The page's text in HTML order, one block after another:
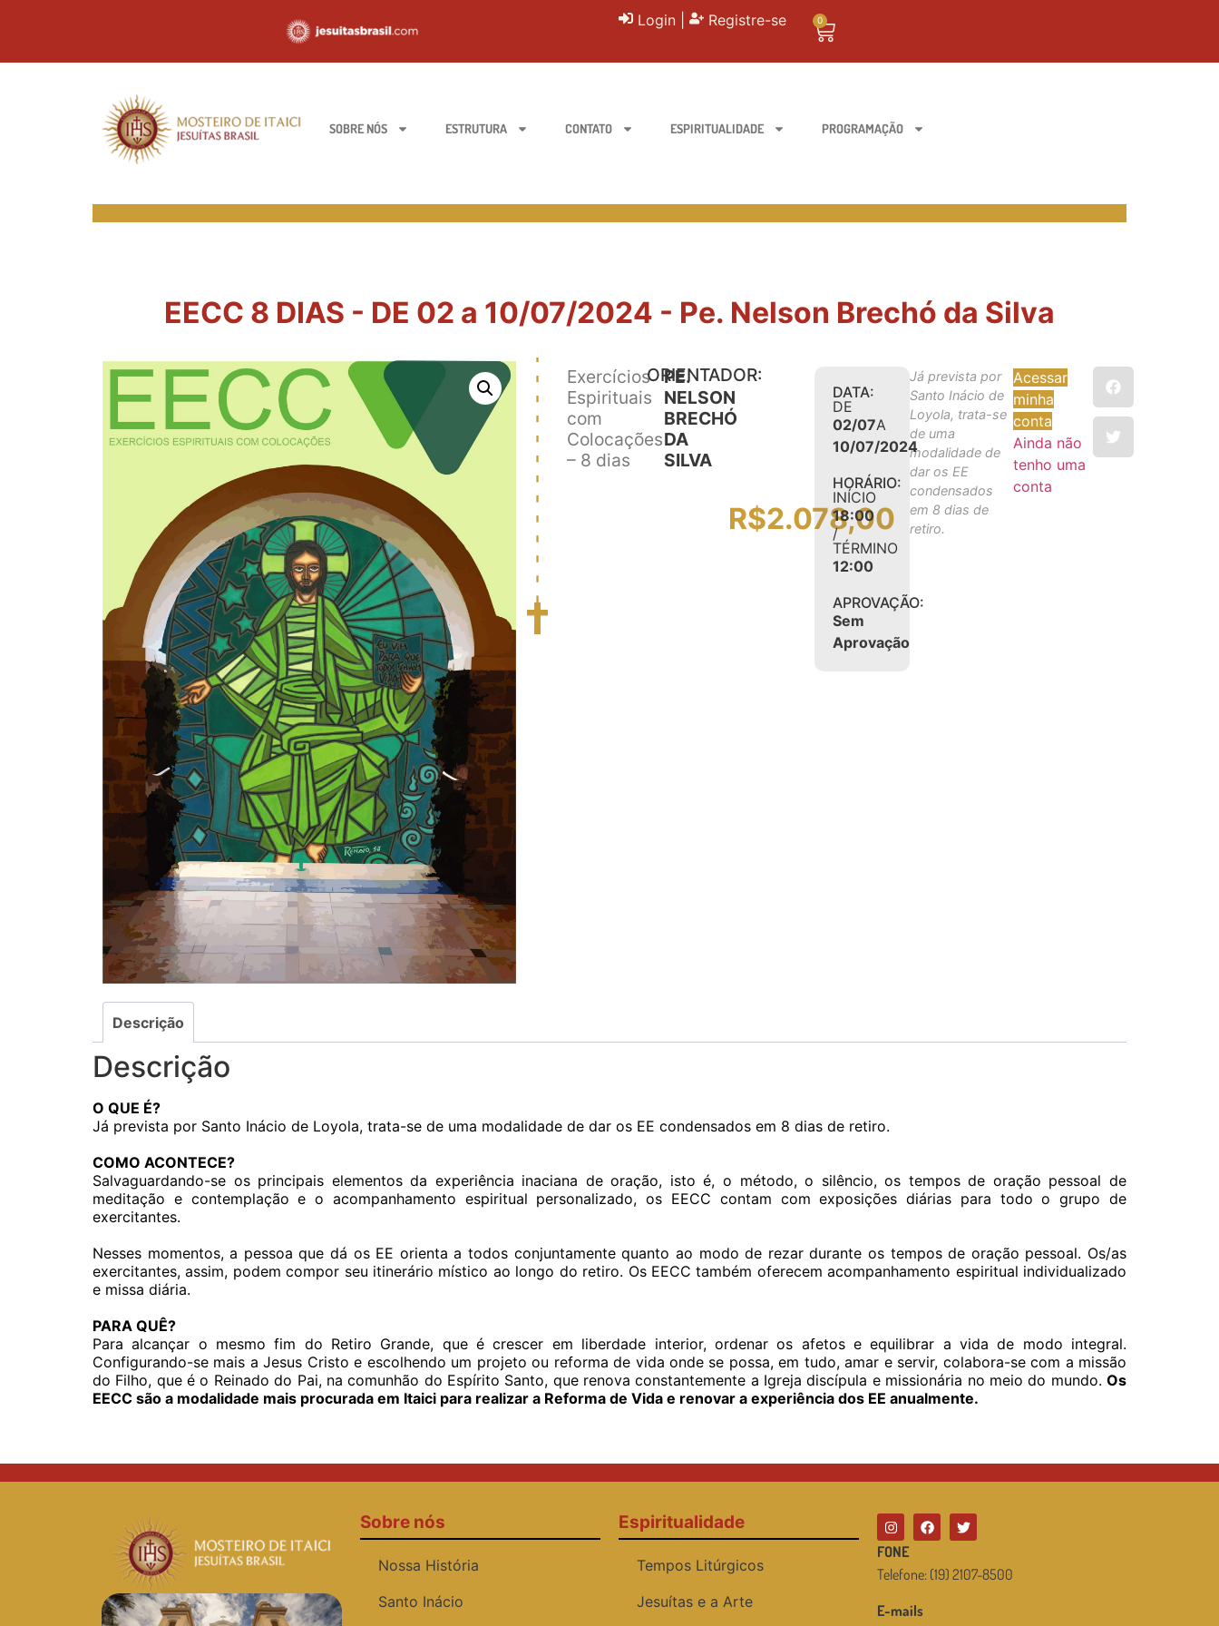
Login Registre-se 0
SOBRE NÓS ESTRUTURA CONTATO ESPIRITUALIDADE PROGRAMAÇÃO
EECC 8 DIAS - DE 02 a 10/07/2024 - Pe. Nelson Brechó da Silva
Exercícios
Espirituais
com
Colocações
– 8 dias
ORIENTADOR:
PE.
NELSON
BRECHÓ
DA
SILVA
R$2.078,00
DATA:
DE
02/07A
10/07/2024
HORÁRIO:
INÍCIO
18:00
/
TÉRMINO
12:00
APROVAÇÃO:
Sem
Aprovação
Já prevista por
Santo Inácio de
Loyola, trata-se
de uma
modalidade de
dar os EE
condensados
em 8 dias de
retiro.
Acessar
minha
conta
Ainda não
tenho uma
conta
Descrição
Descrição
O QUE É?
Já prevista por Santo Inácio de Loyola, trata-se de uma modalidade de dar os EE condensados em 8 dias de retiro.
COMO ACONTECE?
Salvaguardando-se os principais elementos da experiência inaciana de oração, isto é, o método, o silêncio, os tempos de oração pessoal de
meditação e contemplação e o acompanhamento espiritual personalizado, os EECC contam com exposições diárias para todo o grupo de
exercitantes.
Nesses momentos, a pessoa que dá os EE orienta a todos conjuntamente quanto ao modo de rezar durante os tempos de oração pessoal. Os/as
exercitantes, assim, podem compor seu itinerário místico ao longo do retiro. Os EECC também oferecem acompanhamento espiritual individualizado
e missa diária.
PARA QUÊ?
Para alcançar o mesmo fim do Retiro Grande, que é crescer em liberdade interior, ordenar os afetos e equilibrar a vida de modo integral.
Configurando-se mais a Jesus Cristo e escolhendo um projeto ou reforma de vida onde se possa, em tudo, amar e servir, colabora-se com a missão
do Filho, que é o Reinado do Pai, na comunhão do Espírito Santo, que renova constantemente a Igreja discípula e missionária no meio do mundo. Os
EECC são a modalidade mais procurada em Itaici para realizar a Reforma de Vida e renovar a experiência dos EE anualmente.
Sobre nós
Nossa História
Santo Inácio
Espiritualidade
Tempos Litúrgicos
Jesuítas e a Arte
FONE
Telefone: (19) 2107-8500
E-mails